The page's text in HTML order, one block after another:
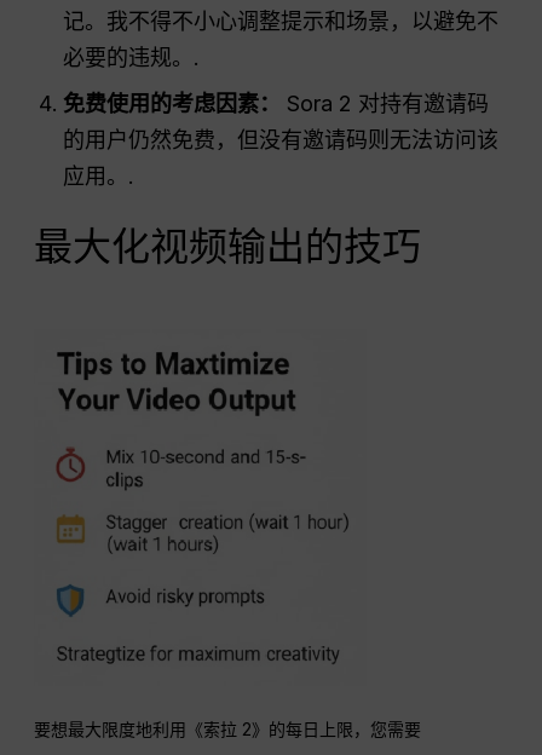
记。我不得不小心调整提示和场景，以避免不
必要的违规。.
免费使用的考虑因素：
Sora 2 对持有邀请码
的用户仍然免费，但没有邀请码则无法访问该
应用。.
最大化视频输出的技巧
要想最大限度地利用《索拉 2》的每日上限，您需要